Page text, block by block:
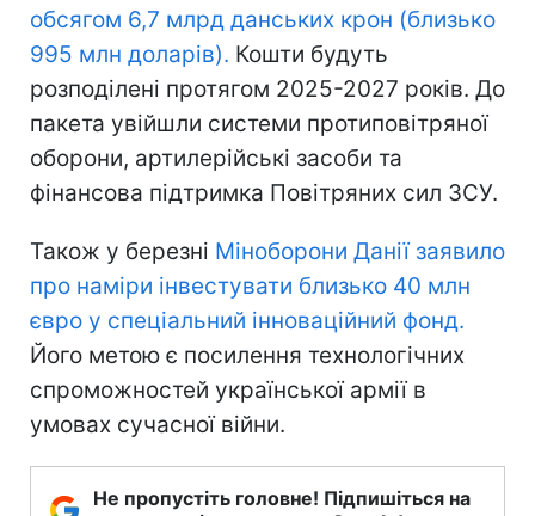
обсягом 6,7 млрд данських крон (близько
995 млн доларів). Кошти будуть
розподілені протягом 2025-2027 років. До
пакета увійшли системи протиповітряної
оборони, артилерійські засоби та
фінансова підтримка Повітряних сил ЗСУ.
Також у березні Міноборони Данії заявило
про наміри інвестувати близько 40 млн
євро у спеціальний інноваційний фонд.
Його метою є посилення технологічних
спроможностей української армії в
умовах сучасної війни.
Не пропустіть головне! Підпишіться на